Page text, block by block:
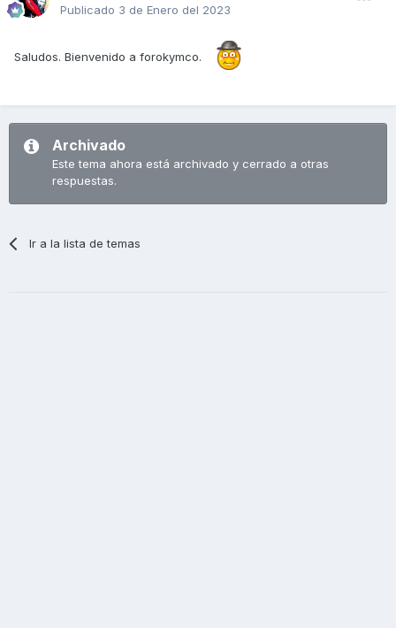
Publicado 3 de Enero del 2023
Saludos. Bienvenido a forokymco.
Archivado
Este tema ahora está archivado y cerrado a otras
respuestas.
Ir a la lista de temas